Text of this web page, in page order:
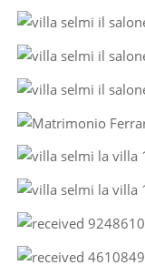
LOCATION
EUGANEI